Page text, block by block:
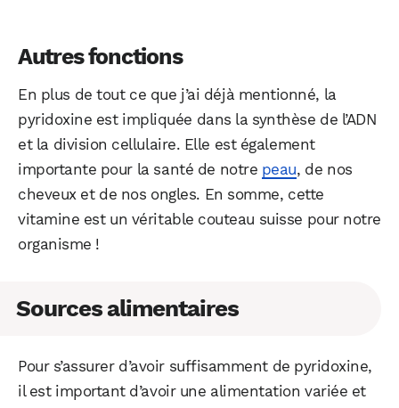
Autres fonctions
En plus de tout ce que j’ai déjà mentionné, la
pyridoxine est impliquée dans la synthèse de l’ADN
et la division cellulaire. Elle est également
importante pour la santé de notre peau, de nos
cheveux et de nos ongles. En somme, cette
vitamine est un véritable couteau suisse pour notre
organisme !
Sources alimentaires
Pour s’assurer d’avoir suffisamment de pyridoxine,
il est important d’avoir une alimentation variée et